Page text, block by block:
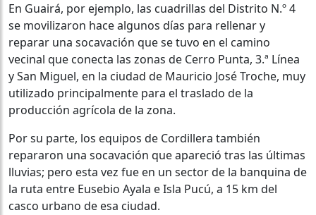
En Guairá, por ejemplo, las cuadrillas del Distrito N.º 4
se movilizaron hace algunos días para rellenar y
reparar una socavación que se tuvo en el camino
vecinal que conecta las zonas de Cerro Punta, 3.ª Línea
y San Miguel, en la ciudad de Mauricio José Troche, muy
utilizado principalmente para el traslado de la
producción agrícola de la zona.
Por su parte, los equipos de Cordillera también
repararon una socavación que apareció tras las últimas
lluvias; pero esta vez fue en un sector de la banquina de
la ruta entre Eusebio Ayala e Isla Pucú, a 15 km del
casco urbano de esa ciudad.